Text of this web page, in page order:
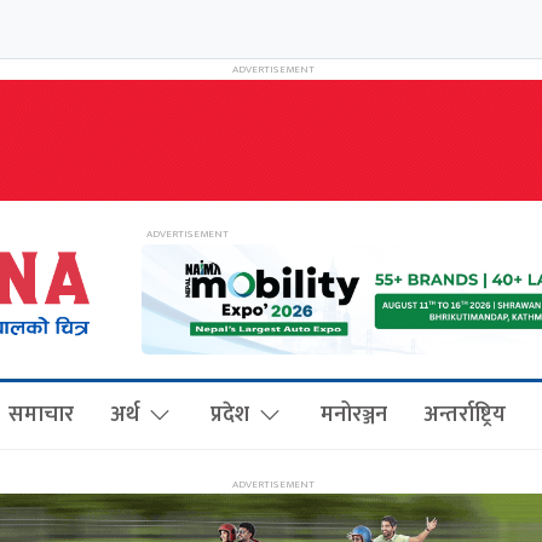
समाचार अर्थ प्रदेश मनोरञ्जन अन्तर्राष्ट्रिय